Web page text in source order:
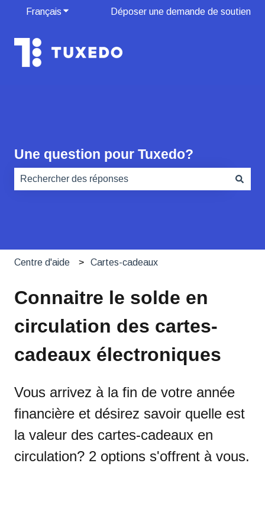
Français Afficher le sous-menu pour les traductions
Déposer une demande de soutien
Une question pour Tuxedo?
Centre d'aide Cartes-cadeaux
Connaitre le solde en
circulation des cartes-
cadeaux électroniques
Vous arrivez à la fin de votre année
financière et désirez savoir quelle est
la valeur des cartes-cadeaux en
circulation? 2 options s'offrent à vous.